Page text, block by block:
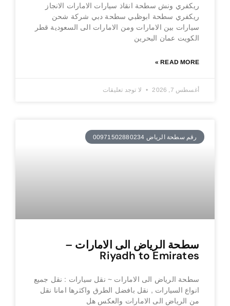
ريكفري ونش سطحة انقاذ سيارات الامارات الانجاز
ريكفري سطحة ابوظبي سطحة دبي شركة شحن
سيارات بين الامارات ومن الامارات الى السعودية قطر
الكويت عمان البحرين
READ MORE »
أغسطس 7, 2026 لا توجد تعليقات
رقم سطحة الرياض 00971502880234
سطحة الرياض الى الامارات –
Riyadh to Emirates
سطحة الرياض الى الامارات ~ نقل سيارات : نقل جميع
انواع السيارات , نقل بافضل الطرق واكثرها امانا نقل
من الرياض الى الامارات والعكس هل